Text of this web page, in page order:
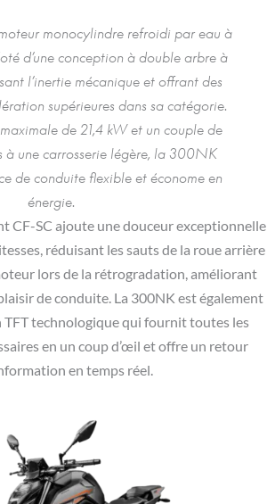
monocylindre refroidi par eau à
d’une conception à double arbre à
l’inertie mécanique et offrant des
supérieures dans sa catégorie.
de 21,4 kW et un couple de
à une carrosserie légère, la 300NK
de conduite flexible et économe en
énergie.
CF-SC ajoute une douceur exceptionnelle
réduisant les sauts de la roue arrière
lors de la rétrogradation, améliorant
de conduite. La 300NK est également
TFT technologique qui fournit toutes les
en un coup d’œil et offre un retour
en temps réel.